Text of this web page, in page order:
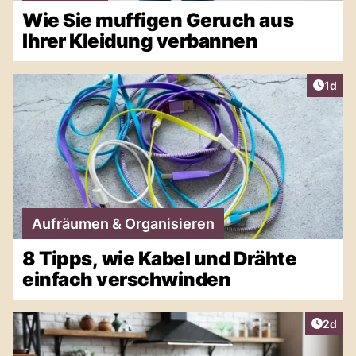
Wie Sie muffigen Geruch aus
Ihrer Kleidung verbannen
1d
Aufräumen & Organisieren
8 Tipps, wie Kabel und Drähte
einfach verschwinden
2d